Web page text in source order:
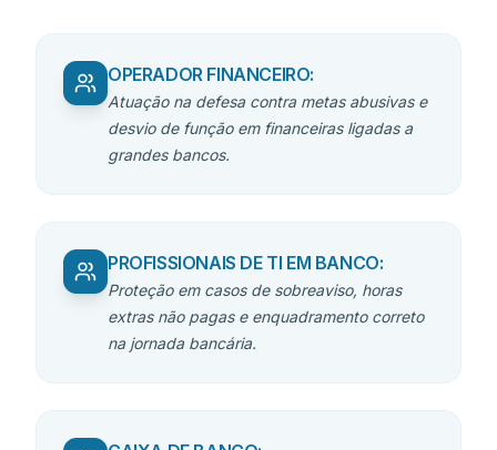
OPERADOR FINANCEIRO:
Atuação na defesa contra metas abusivas e
desvio de função em financeiras ligadas a
grandes bancos.
PROFISSIONAIS DE TI EM BANCO:
Proteção em casos de sobreaviso, horas
extras não pagas e enquadramento correto
na jornada bancária.